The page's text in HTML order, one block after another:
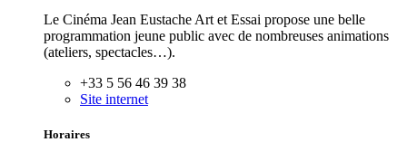
Le Cinéma Jean Eustache Art et Essai propose une belle
programmation jeune public avec de nombreuses animations
(ateliers, spectacles…).
+33 5 56 46 39 38
Site internet
Horaires